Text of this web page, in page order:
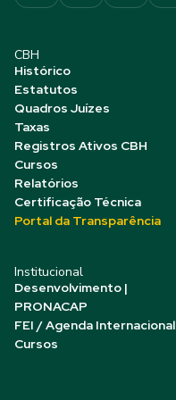
CBH
Histórico
Estatutos
Quadros Juízes
Taxas
Registros Ativos CBH
Cursos
Relatórios
Certificação Técnica
Portal da Transparência
Institucional
Desenvolvimento |
PRONACAP
FEI / Agenda Internacional
Cursos